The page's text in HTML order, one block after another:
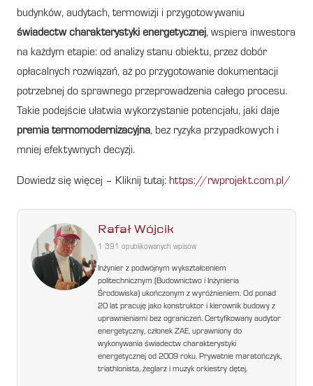
budynków, audytach, termowizji i przygotowywaniu
świadectw charakterystyki energetycznej, wspiera inwestora
na każdym etapie: od analizy stanu obiektu, przez dobór
opłacalnych rozwiązań, aż po przygotowanie dokumentacji
potrzebnej do sprawnego przeprowadzenia całego procesu.
Takie podejście ułatwia wykorzystanie potencjału, jaki daje
premia termomodernizacyjna, bez ryzyka przypadkowych i
mniej efektywnych decyzji.
Dowiedz się więcej – Kliknij tutaj: https://rwprojekt.com.pl/
Rafał Wójcik
1 391 opublikowanych wpisów
Inżynier z podwójnym wykształceniem
politechnicznym (Budownictwo i Inżynieria
Środowiska) ukończonym z wyróżnieniem. Od ponad
20 lat pracuję jako konstruktor i kierownik budowy z
uprawnieniami bez ograniczeń. Certyfikowany audytor
energetyczny, członek ZAE, uprawniony do
wykonywania świadectw charakterystyki
energetycznej od 2009 roku. Prywatnie maratończyk,
triathlonista, żeglarz i muzyk orkiestry dętej.